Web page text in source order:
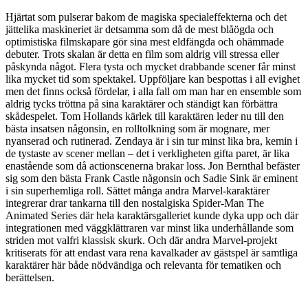
Hjärtat som pulserar bakom de magiska specialeffekterna och det
jättelika maskineriet är detsamma som då de mest blåögda och
optimistiska filmskapare gör sina mest eldfängda och ohämmade
debuter. Trots skalan är detta en film som aldrig vill stressa eller
påskynda något. Flera tysta och mycket drabbande scener får minst
lika mycket tid som spektakel. Uppföljare kan bespottas i all evighet
men det finns också fördelar, i alla fall om man har en ensemble som
aldrig tycks tröttna på sina karaktärer och ständigt kan förbättra
skådespelet. Tom Hollands kärlek till karaktären leder nu till den
bästa insatsen någonsin, en rolltolkning som är mognare, mer
nyanserad och rutinerad. Zendaya är i sin tur minst lika bra, kemin i
de tystaste av scener mellan – det i verkligheten gifta paret, är lika
enastående som då actionscenerna brakar loss. Jon Bernthal befäster
sig som den bästa Frank Castle någonsin och Sadie Sink är eminent
i sin superhemliga roll. Sättet många andra Marvel-karaktärer
integrerar drar tankarna till den nostalgiska Spider-Man The
Animated Series där hela karaktärsgalleriet kunde dyka upp och där
integrationen med väggklättraren var minst lika underhållande som
striden mot valfri klassisk skurk. Och där andra Marvel-projekt
kritiserats för att endast vara rena kavalkader av gästspel är samtliga
karaktärer här både nödvändiga och relevanta för tematiken och
berättelsen.